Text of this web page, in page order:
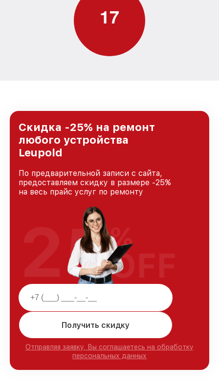
17
Скидка -25% на ремонт
любого устройства
Leupold
По предварительной записи с сайта,
предоставляем скидку в размере -25%
на весь прайс услуг по ремонту
Получить скидку
Отправляя заявку, Вы соглашаетесь на обработку
персональных данных
25%
OFF